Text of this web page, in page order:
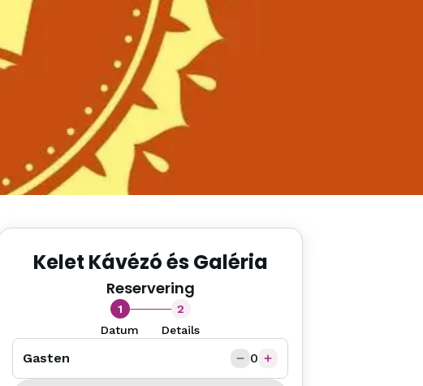
Kelet Kávézó és Galéria
Reservering
1
Datum
2
Details
Gasten 0